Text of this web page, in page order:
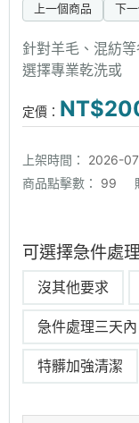
上一個商品 下
針對羊毛、混紡
選擇專業乾洗或
定價：
上架時間：
2026-
商品點擊數：
99
可選擇急件處理
沒其他要求
急件處理三天內
特髒加強清潔